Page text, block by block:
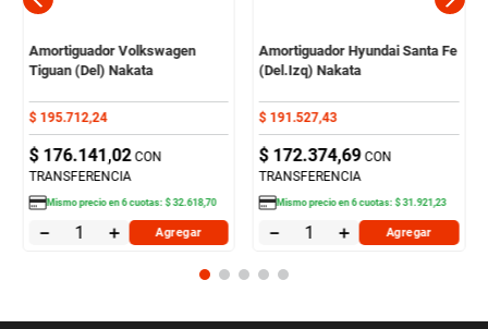
Amortiguador Volkswagen
Tiguan (Del) Nakata
$ 195.712,24
$ 176.141,02 CON
TRANSFERENCIA
Mismo precio en6cuotas:$ 32.618,70
＋
－ Agregar
Amortiguador Hyundai Santa Fe
(Del.Izq) Nakata
$ 191 .527,43
$ 172.374,69 CON
TRANSFERENCIA
Mismo precio en6cuotas:$ 31 .921 ,23
＋
－ Agregar